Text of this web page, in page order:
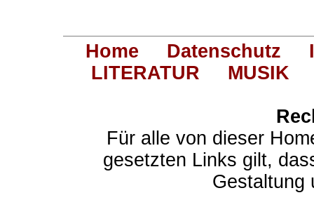
Home Datenschutz
LITERATUR
MUSIK
Für alle von dieser
gesetzten Links gilt,
Gestaltung